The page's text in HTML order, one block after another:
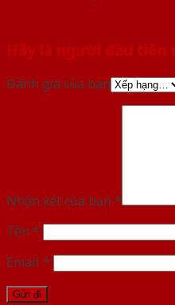
Hãy là người đầu tiên
Đánh giá của bạn
Nhận xét của bạn *
Tên *
Email *